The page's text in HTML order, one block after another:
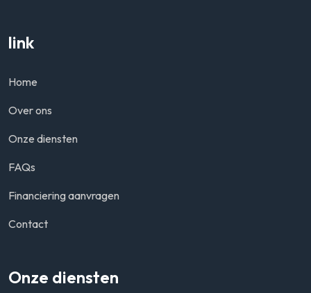
link
Home
Over ons
Onze diensten
FAQs
Financiering aanvragen
Contact
Onze diensten